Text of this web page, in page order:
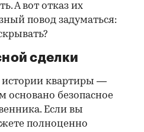
А вот отказ их
повод задуматься:
сделки
истории квартиры —
основано безопасное
Если вы
полноценно